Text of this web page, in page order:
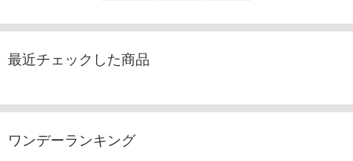
最近チェックした商品
ワンデーランキング